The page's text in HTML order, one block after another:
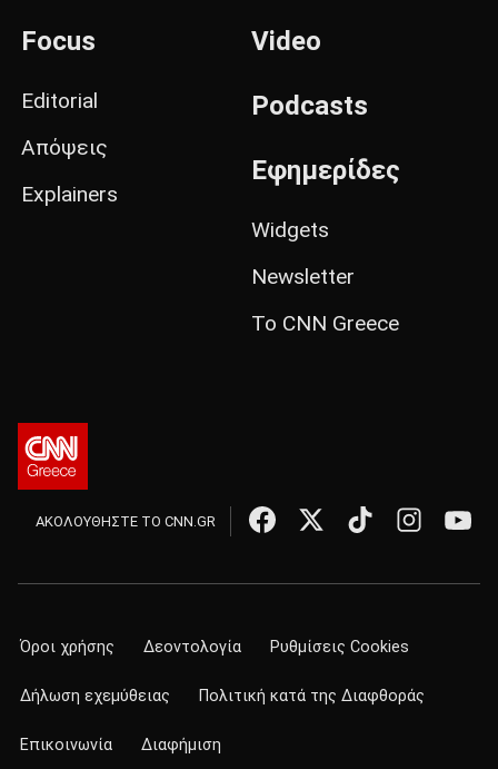
Focus
Editorial
Απόψεις
Explainers
Video
Podcasts
Εφημερίδες
Widgets
Newsletter
Το CNN Greece
ΑΚΟΛΟΥΘΗΣΤΕ ΤΟ CNN.GR
Όροι χρήσης Δεοντολογία Ρυθμίσεις Cookies
Δήλωση εχεμύθειας Πολιτική κατά της Διαφθοράς
Επικοινωνία Διαφήμιση